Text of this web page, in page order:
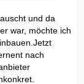
und da
war, möchte ich
nach